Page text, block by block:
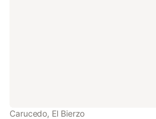
Carucedo, El Bierzo